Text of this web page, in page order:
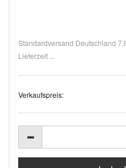
Standardversand Deutschland
Lieferzeit ...
Verkaufspreis: